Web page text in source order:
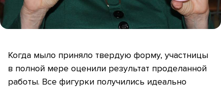
Когда мыло приняло твердую форму, участницы
в полной мере оценили результат проделанной
работы. Все фигурки получились идеально